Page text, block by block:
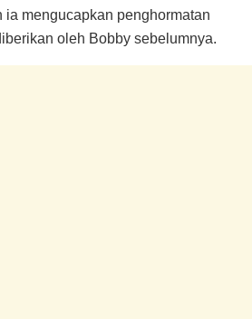
ia mengucapkan penghormatan
oleh Bobby sebelumnya.